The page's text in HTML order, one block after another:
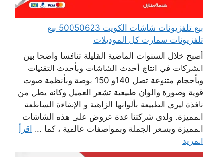
بيع تلفزيونات شاشات الكويت 50050623 بيع
تلفزيونات سمارت كل الموديلات
أصبح خلال السنوات الماضية القليلة تنافسا واضحا بين
الشركات في انتاج أحدث الشاشات وبأحدث التقنيات
وبأحجام متنوعة تصل 140و 150 بوصة وبأنظمة صوت
قوية وصورة والوان طبيعية تشعر العميل وكانه يطل من
نافذة ليرى الطبيعة بألوانها الزاهية و الإضاءة الساطعة
المميزة. ولدى شركتنا عدة عروض على هذه الشاشات
المميزة وبسعر الجملة وبمواصفات عالمية ، كما ... اقرأ
المزيد